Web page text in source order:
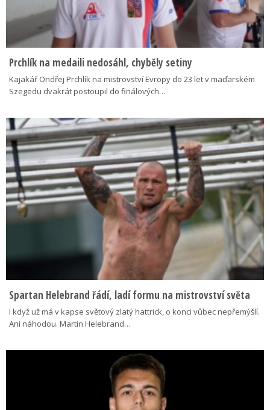
Prchlík na medaili nedosáhl, chyběly setiny
Kajakář Ondřej Prchlík na mistrovství Evropy do 23 let v maďarském
Szegedu dvakrát postoupil do finálových…
Spartan Helebrand řádí, ladí formu na mistrovství světa
I když už má v kapse světový zlatý hattrick, o konci vůbec nepřemýšlí.
Ani náhodou. Martin Helebrand…